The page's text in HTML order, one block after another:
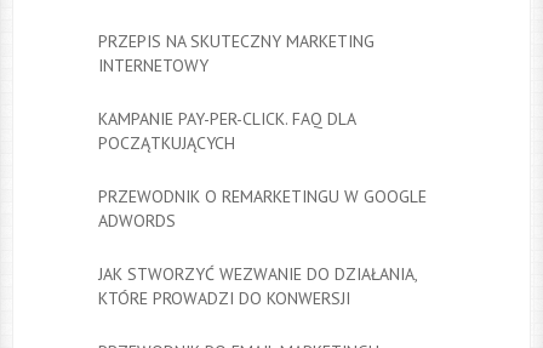
PRZEPIS NA SKUTECZNY MARKETING
INTERNETOWY
KAMPANIE PAY-PER-CLICK. FAQ DLA
POCZĄTKUJĄCYCH
PRZEWODNIK O REMARKETINGU W GOOGLE
ADWORDS
JAK STWORZYĆ WEZWANIE DO DZIAŁANIA,
KTÓRE PROWADZI DO KONWERSJI